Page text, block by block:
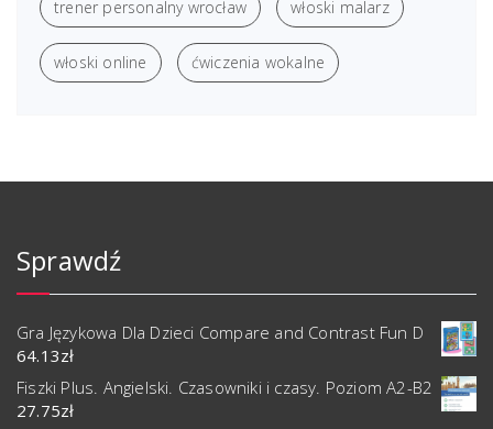
trener personalny wrocław włoski malarz
włoski online ćwiczenia wokalne
Sprawdź
Gra Językowa Dla Dzieci Compare and Contrast Fun D
64.13zł
Fiszki Plus. Angielski. Czasowniki i czasy. Poziom A2-B2
27.75zł